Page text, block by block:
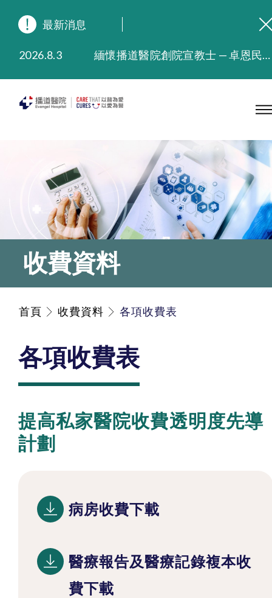
最新消息
2026.8.3
2026.3.20
晚間門診服務延長至晚上11時
2025.8.4
播道醫院體檢服務獲客戶正面評價
收費資料
首頁 收費資料 各項收費表
各項收費表
提高私家醫院收費透明度先導
計劃
病房收費下載
醫療報告及醫療記錄複本收
費下載